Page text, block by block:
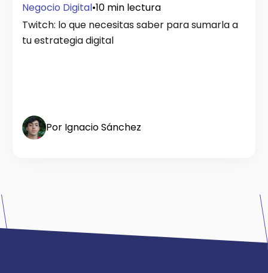
Negocio Digital•10 min lectura
Twitch: lo que necesitas saber para sumarla a
tu estrategia digital
Por Ignacio Sánchez